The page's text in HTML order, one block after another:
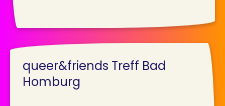
queer&friends Treff Bad
Homburg